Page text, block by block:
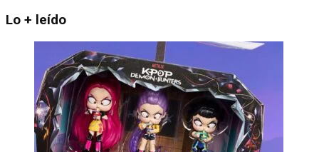
Lo + leído